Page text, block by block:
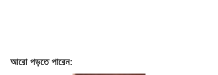
আরো পড়তে পারেন: